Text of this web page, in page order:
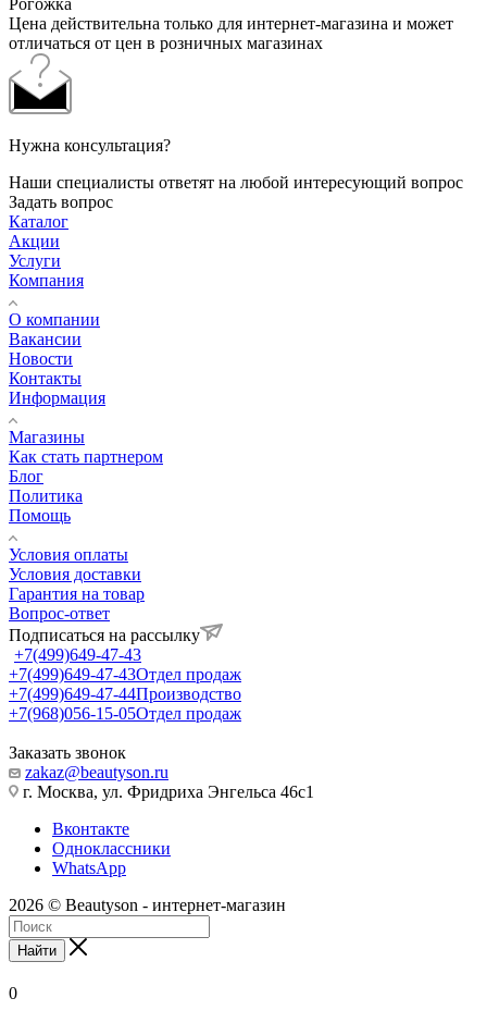
Цена действительна только для интернет-магазина и может
отличаться от цен в розничных магазинах
Нужна консультация?
Наши специалисты ответят на любой интересующий вопрос
Задать вопрос
Каталог
Акции
Услуги
Компания
О компании
Вакансии
Новости
Контакты
Информация
Магазины
Как стать партнером
Блог
Политика
Помощь
Условия оплаты
Условия доставки
Гарантия на товар
Вопрос-ответ
Подписаться на рассылку
+7(499)649-47-43
+7(499)649-47-43Отдел продаж
+7(499)649-47-44Производство
+7(968)056-15-05Отдел продаж
Заказать звонок
zakaz@beautyson.ru
г. Москва, ул. Фридриха Энгельса 46с1
Вконтакте
Одноклассники
WhatsApp
2026 © Beautyson - интернет-магазин
Найти
0